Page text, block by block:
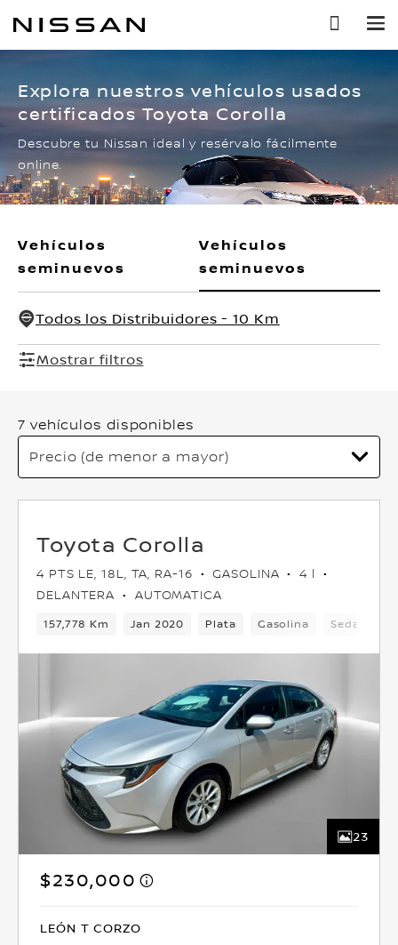
contenido
Explora nuestros vehículos usados
certificados Toyota Corolla
Descubre tu Nissan ideal y resérvalo fácilmente
online.
Vehículos
seminuevos
Vehículos
seminuevos
Todos los Distribuidores - 10 Km
Mostrar filtros
7 vehículos disponibles
Toyota Corolla
4 PTS LE, 18L, TA, RA-16 GASOLINA
4 l
DELANTERA
AUTOMATICA
157,778 Km Jan 2020 Plata Gasolina Sedan
23
$230,000
LEÓN T CORZO